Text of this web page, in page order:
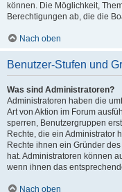
können. Die Möglichkeit,
Berechtigungen ab, die die
Nach oben
Benutzer-Stufen und
Was sind Administratoren?
Administratoren haben die
Art von Aktion im Forum
sperren, Benutzergruppen
Rechte, die ein Administrator
Rechte ihnen ein Gründer
hat. Administratoren können
wenn ihnen das
Nach oben